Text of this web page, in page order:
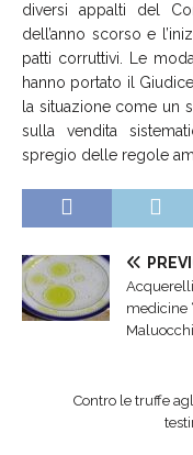
diversi appalti del
dell’anno scorso e
patti corruttivi. Le
hanno portato il
la situazione come un
sulla vendita
spregio delle regole
Acquerelli
medicine
Contro le truffe